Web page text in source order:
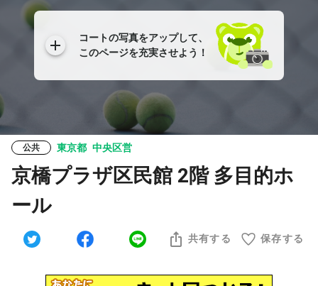
コートの写真をアップして、
このページを充実させよう！
公共 東京都 中央区営
京橋プラザ区民館 2階 多目的ホ
ール
共有する 保存する